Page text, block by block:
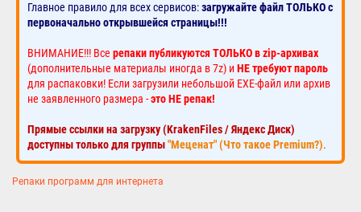
Главное правило для всех сервисов:загружайте файл ТОЛЬКО с
первоначально открывшейся страницы!!!
ВНИМАНИЕ!!! Все репаки публикуются ТОЛЬКО в zip-архивах
(дополнительные материалы иногда в 7z) иНЕ требуют пароль
для распаковки! Если загрузили небольшой EXE-файл или архив
не заявленного размера -это НЕ репак!
Прямые ссылки на загрузку (KrakenFiles / Яндекс Диск)
доступны только для группы"Меценат" (Что такое Premium?).
Репаки программ для интернета